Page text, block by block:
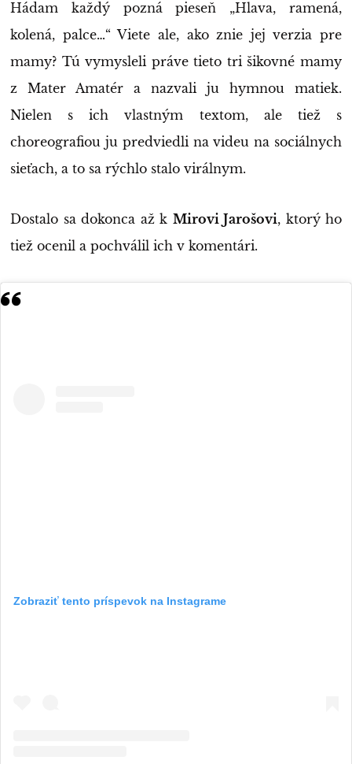
Hádam každý pozná pieseň „Hlava, ramená,
kolená, palce…“ Viete ale, ako znie jej verzia pre
mamy? Tú vymysleli práve tieto tri šikovné mamy
z Mater Amatér a nazvali ju hymnou matiek.
Nielen s ich vlastným textom, ale tiež s
choreografiou ju predviedli na videu na sociálnych
sieťach, a to sa rýchlo stalo virálnym.
Dostalo sa dokonca až k Mirovi Jarošovi, ktorý ho
tiež ocenil a pochválil ich v komentári.
Zobraziť tento príspevok na Instagrame